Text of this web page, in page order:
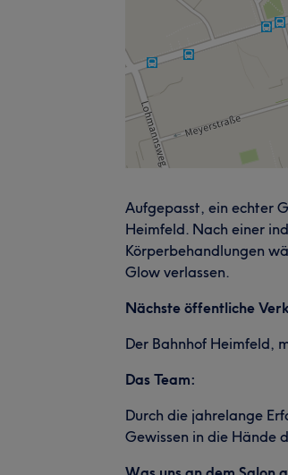
Aufgepasst, ein echter
Heimfeld. Nach einer
Körperbehandlungen
Glow verlassen.
Nächste öffentliche
Der Bahnhof Heimfeld,
Das Team:
Durch die jahrelange
Gewissen in die Hände